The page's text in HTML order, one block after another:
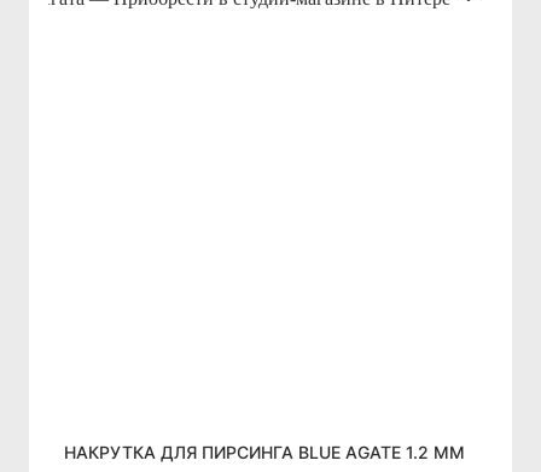
НАКРУТКА ДЛЯ ПИРСИНГА BLUE AGATE 1.2 ММ